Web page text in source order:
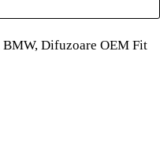
BMW, Difuzoare OEM Fit